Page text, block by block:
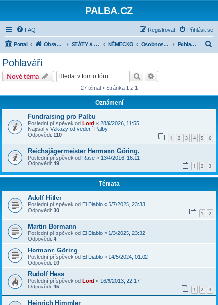
PALBA.CZ
FAQ Přihlásit se
Registrovat
Portal Obsah fóra STÁTY A JEJICH ARMÁDY 1918-1945 NĚMECKO Osobnosti, organizace, vojáci Pohlaváři
Pohlaváři
Nové téma Hledat
27 témat • Stránka 1 z 1
Oznámení
Fundraising pro Palbu
Poslední příspěvek od Lord « 28/6/2026, 11:55
Napsal v Vzkazy od vedení Palby
Odpovědi: 110 1 2 3 4 5 6
Reichsjägermeister Hermann Göring.
Poslední příspěvek od Rase « 13/4/2016, 16:11
Odpovědi: 49 1 2 3
Témata
Adolf Hitler
Poslední příspěvek od El Diablo « 6/7/2025, 23:33
Odpovědi: 30 1 2
Martin Bormann
Poslední příspěvek od El Diablo « 1/3/2025, 23:32
Odpovědi: 4
Hermann Göring
Poslední příspěvek od El Diablo « 14/5/2024, 01:02
Odpovědi: 10
Rudolf Hess
Poslední příspěvek od Lord « 16/9/2013, 22:17
Odpovědi: 45 1 2 3
Heinrich Himmler